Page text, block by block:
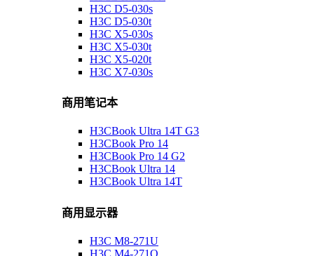
H3C D5-030s
H3C D5-030t
H3C X5-030s
H3C X5-030t
H3C X5-020t
H3C X7-030s
商用笔记本
H3CBook Ultra 14T G3
H3CBook Pro 14
H3CBook Pro 14 G2
H3CBook Ultra 14
H3CBook Ultra 14T
商用显示器
H3C M8-271U
H3C M4-271Q